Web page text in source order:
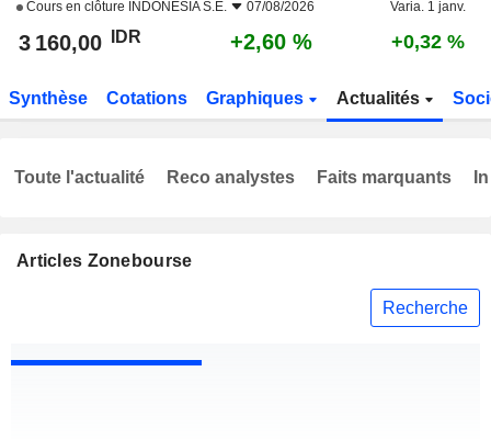
Cours en clôture INDONESIA S.E. 07/08/2026 Varia. 1 janv.
3 160,00 IDR +2,60 % +0,32 %
Synthèse Cotations Graphiques Actualités
Articles Zonebourse
Recherche
Toute l'actualité Reco analystes Faits marquants